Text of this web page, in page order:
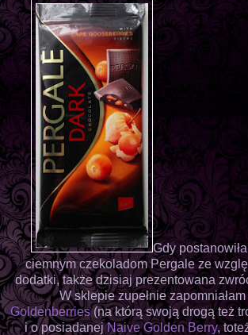
Gdy
ciemnym czekoladom Pergale ze
dodatki, także dzisiaj prezentowana
W sklepie zupełnie zapomniałam
Goldenberries(na którą swoją drogą też
i o posiadanejNaive Golden Berry,